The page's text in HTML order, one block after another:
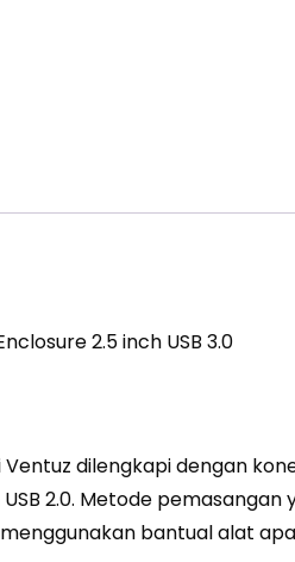
2.5 inch USB 3.0
dilengkapi dengan
2.0. Metode
bantual alat